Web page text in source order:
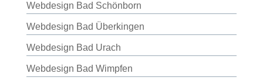
Webdesign Bad Schönborn
Webdesign Bad Überkingen
Webdesign Bad Urach
Webdesign Bad Wimpfen